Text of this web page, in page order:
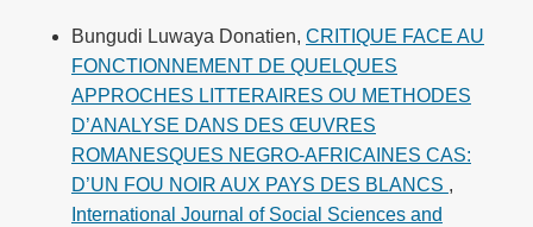
Bungudi Luwaya Donatien, CRITIQUE FACE AU
FONCTIONNEMENT DE QUELQUES
APPROCHES LITTERAIRES OU METHODES
D’ANALYSE DANS DES ŒUVRES
ROMANESQUES NEGRO-AFRICAINES CAS:
D’UN FOU NOIR AUX PAYS DES BLANCS ,
International Journal of Social Sciences and